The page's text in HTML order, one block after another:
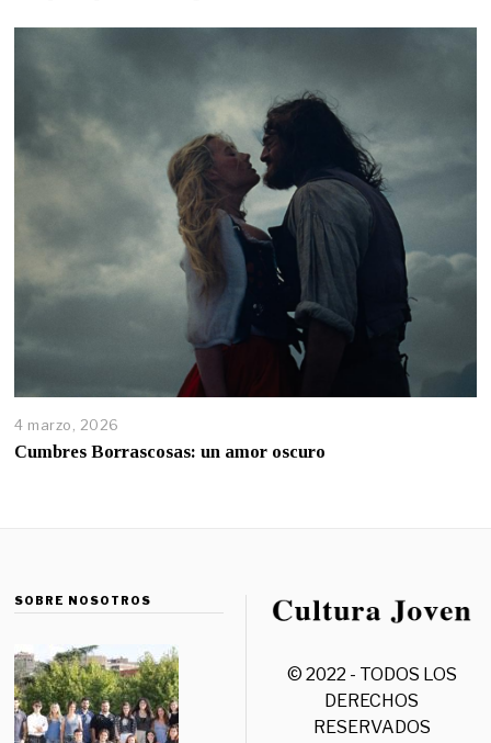
4 marzo, 2026
Cumbres Borrascosas: un amor oscuro
SOBRE NOSOTROS
© 2022 - TODOS LOS
DERECHOS
RESERVADOS